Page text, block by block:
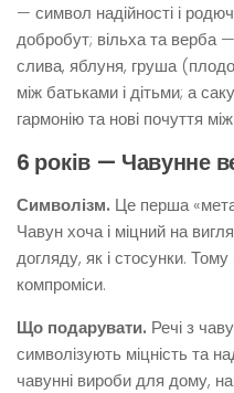
— символ надійності і
добробут; вільха та верба —
слива, яблуня, груша
між батьками і дітьми; а
гармонію та нові почуття
6 років — Чавунне
Символізм. Це перша
Чавун хоча і міцний на
догляду, як і стосунки.
компроміси.
Що подарувати. Речі з
символізують міцність та
чавунні вироби для дому,